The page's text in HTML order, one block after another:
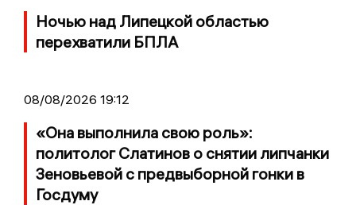
Ночью над Липецкой областью
перехватили БПЛА
08/08/2026 19:12
«Она выполнила свою роль»:
политолог Слатинов о снятии липчанки
Зеновьевой с предвыборной гонки в
Госдуму